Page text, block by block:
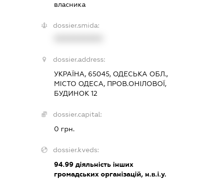
власника
dossier.smida:
dossier.address:
УКРАЇНА, 65045, ОДЕСЬКА ОБЛ.,
МІСТО ОДЕСА, ПРОВ.ОНІЛОВОЇ,
БУДИНОК 12
dossier.capital:
0 грн.
dossier.kveds:
94.99діяльність інших
громадських організацій, н.в.і.у.